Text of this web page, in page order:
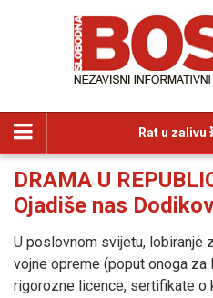
Rat u zalivu
DRAMA U
Ojadiše nas
U poslovnom svijetu, lobiranje
vojne opreme (poput onoga za
rigorozne licence, sertifikate o